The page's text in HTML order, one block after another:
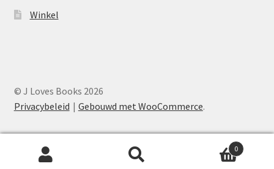
Winkel
© J Loves Books 2026
Privacybeleid
Gebouwd met WooCommerce.
0